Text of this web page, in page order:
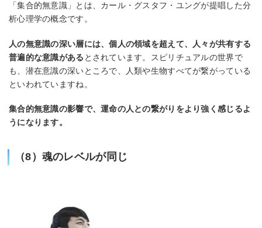
「集合的無意識」とは、カール・グスタフ・ユングが提唱した分
析心理学の概念です。
人の無意識の深い層には、個人の領域を超えて、人々が共有する
普遍的な意識がある とされています。スピリチュアルの世界で
も、潜在意識の深いところで、人類や生物すべてが繋がっている
といわれていますね。
集合的無意識の影響で、運命の人との繋がりをより強く感じるよ
うになります。
（8）魂のレベルが同じ